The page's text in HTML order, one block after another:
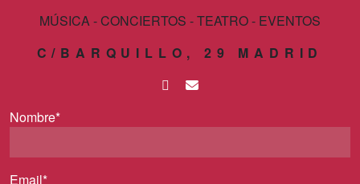
MÚSICA - CONCIERTOS - TEATRO - EVENTOS
C/BARQUILLO, 29 MADRID
Nombre*
Email*